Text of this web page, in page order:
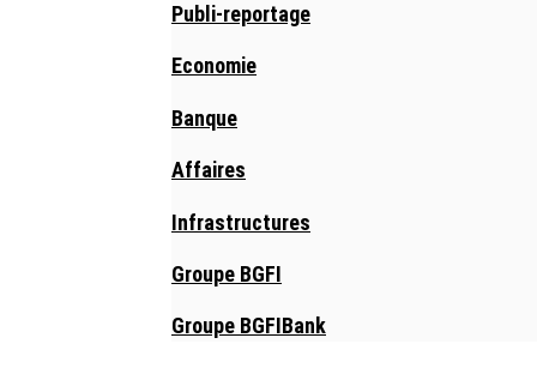
Publi-reportage
Economie
Banque
Affaires
Infrastructures
Groupe BGFI
Groupe BGFIBank